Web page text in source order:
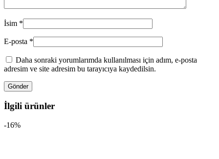
İsim *
E-posta *
Daha sonraki yorumlarımda kullanılması için adım, e-posta
adresim ve site adresim bu tarayıcıya kaydedilsin.
İlgili ürünler
-16%